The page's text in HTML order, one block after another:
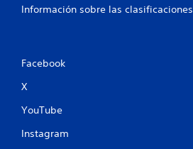
Información sobre las clasificaciones
Facebook
X
YouTube
Instagram